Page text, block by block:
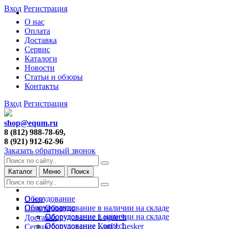
О нас
Оплата
Доставка
Сервис
Каталоги
Новости
Статьи и обзоры
Контакты
Вход Регистрация
Вход Регистрация
shop@equm.ru
8 (812) 988-78-69,
8 (921) 912-62-96
Заказать обратный звонок
Каталог Меню Поиск
О нас
Оплата
Доставка
Сервис
Оборудование
Оборудование в наличии на складе
Оборудование Logitech
Оборудование Kurt J. Lesker
Оборудование
Оборудование в наличии на складе
Оборудование Logitech